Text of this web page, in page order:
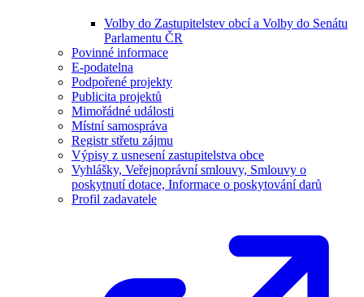
Volby do Zastupitelstev obcí a Volby do Senátu
Parlamentu ČR
Povinné informace
E-podatelna
Podpořené projekty
Publicita projektů
Mimořádné události
Místní samospráva
Registr střetu zájmu
Výpisy z usnesení zastupitelstva obce
Vyhlášky, Veřejnoprávní smlouvy, Smlouvy o
poskytnutí dotace, Informace o poskytování darů
Profil zadavatele